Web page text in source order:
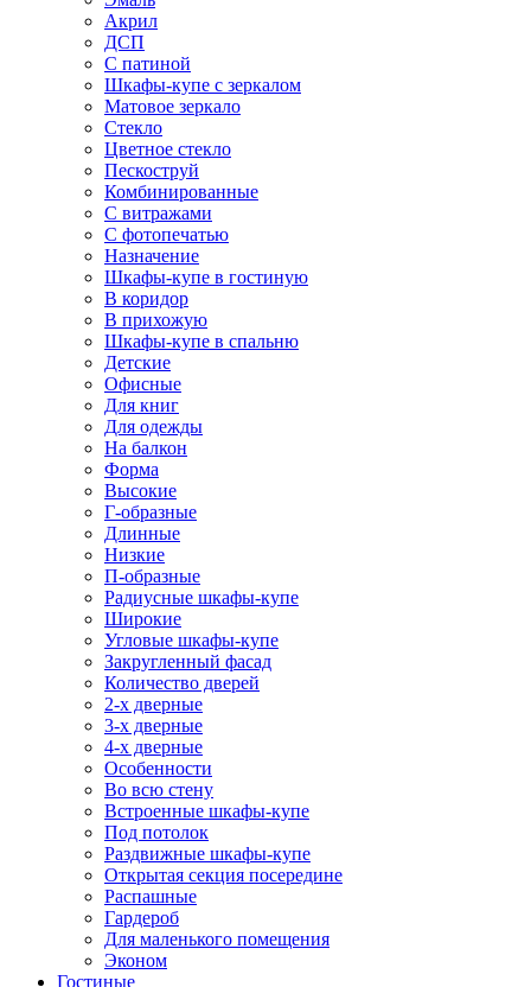
Акрил
ДСП
С патиной
Шкафы-купе с зеркалом
Матовое зеркало
Стекло
Цветное стекло
Пескоструй
Комбинированные
С витражами
С фотопечатью
Назначение
Шкафы-купе в гостиную
В коридор
В прихожую
Шкафы-купе в спальню
Детские
Офисные
Для книг
Для одежды
На балкон
Форма
Высокие
Г-образные
Длинные
Низкие
П-образные
Радиусные шкафы-купе
Широкие
Угловые шкафы-купе
Закругленный фасад
Количество дверей
2-х дверные
3-х дверные
4-х дверные
Особенности
Во всю стену
Встроенные шкафы-купе
Под потолок
Раздвижные шкафы-купе
Открытая секция посередине
Распашные
Гардероб
Для маленького помещения
Эконом
Гостиные